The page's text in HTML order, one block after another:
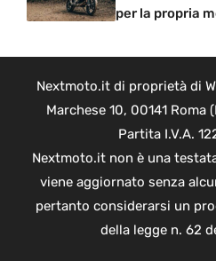
per la propria
Nextmoto.it di proprietà di
Marchese 10, 00141 Roma
Partita I.V.A.
Nextmoto.it non è una
viene aggiornato senza
pertanto considerarsi un
della legge n. 62